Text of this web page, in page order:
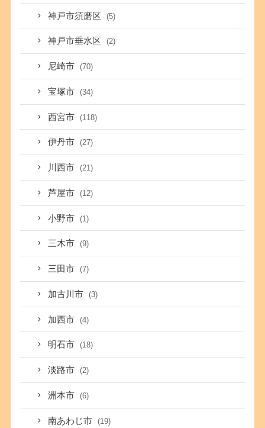
神戸市須磨区 (5)
神戸市垂水区 (2)
尼崎市 (70)
宝塚市 (34)
西宮市 (118)
伊丹市 (27)
川西市 (21)
芦屋市 (12)
小野市 (1)
三木市 (9)
三田市 (7)
加古川市 (3)
加西市 (4)
明石市 (18)
淡路市 (2)
洲本市 (6)
南あわじ市 (19)